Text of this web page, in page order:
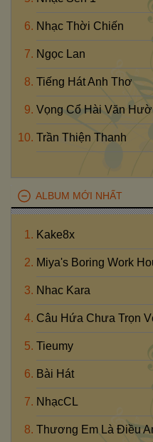
Nhạc Thời Chiến
Ngọc Lan
Tiếng Hát Anh Thơ
Vọng Cổ Hài Văn
Trần Thiện Thanh
ALBUM MỚI NHẤT
Kake8x
Miya's Boring Work
Nhac Kara
Câu Hứa Chưa Trọn
Tieumy
Bài Hát
NhạcCL
Thương Em Là Điều